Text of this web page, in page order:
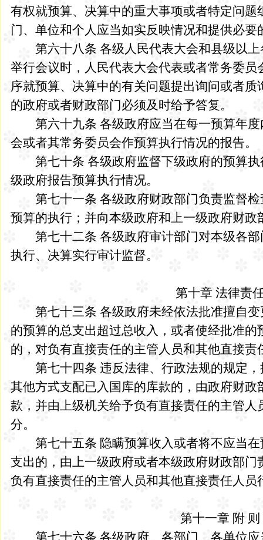
有权就预算、决算中的重大事项或者特定问
门、单位和个人应当如实反映情况和提供必要
第六十八条 各级人民代表大会和县级以上
举行会议时，人民代表大会代表或者常务委
序就预算、决算中的有关问题提出询问或者
的政府或者财政部门必须及时给予答复。
第六十九条 各级政府应当在每一预算年度
会或者其常务委员会作预算执行情况的报告。
第七十条 各级政府监督下级政府的预算执
级政府报告预算执行情况。
第七十一条 各级政府财政部门负责监督检
预算的执行；并向本级政府和上一级政府财政
第七十二条 各级政府审计部门对本级各部
执行、决算实行审计监督。
第十章 法律责
第七十三条 各级政府未经依法批准擅自变
的预算的总支出超过总收入，或者使经批准
的，对负有直接责任的主管人员和其他直接责
第七十四条 违反法律、行政法规的规定，
其他方式支配已入国库的库款的，由政府财
款，并由上级机关给予负有直接责任的主管
分。
第七十五条 隐瞒预算收入或者将不应当在
支出的，由上一级政府或者本级政府财政部
负有直接责任的主管人员和其他直接责任人员
第十一章 附 则
第七十六条 各级政府、各部门、各单位应